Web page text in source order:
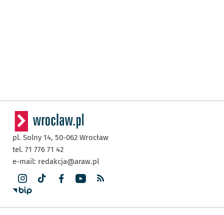
pl. Solny 14, 50-062 Wrocław
tel. 71 776 71 42
e-mail: redakcja@araw.pl